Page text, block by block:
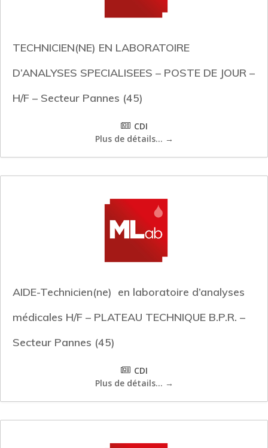
TECHNICIEN(NE) EN LABORATOIRE
D’ANALYSES SPECIALISEES – POSTE DE JOUR –
H/F – Secteur Pannes (45)
CDI
Plus de détails...
AIDE-Technicien(ne) en laboratoire d’analyses
médicales H/F – PLATEAU TECHNIQUE B.P.R. –
Secteur Pannes (45)
CDI
Plus de détails...